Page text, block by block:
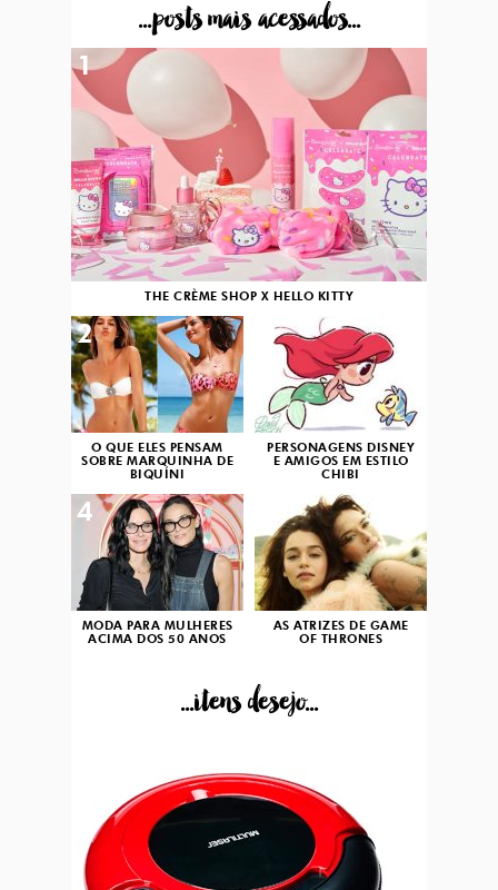
...posts mais acessados...
THE CRÈME SHOP X HELLO KITTY
1
O QUE ELES PENSAM
SOBRE MARQUINHA DE
BIQUÍNI
2
PERSONAGENS DISNEY
E AMIGOS EM ESTILO
CHIBI
3
MODA PARA MULHERES
ACIMA DOS 50 ANOS
4
AS ATRIZES DE GAME
OF THRONES
...itens desejo...